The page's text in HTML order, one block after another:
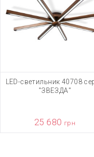
LED-светильник 40708
"ЗВЕЗДА"
25 680 грн